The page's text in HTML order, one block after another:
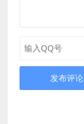
发布评论